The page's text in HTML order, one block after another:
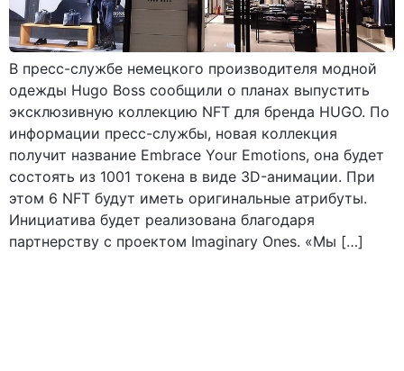
В пресс-службе немецкого производителя модной
одежды Hugo Boss сообщили о планах выпустить
эксклюзивную коллекцию NFT для бренда HUGO. По
информации пресс-службы, новая коллекция
получит название Embrace Your Emotions, она будет
состоять из 1001 токена в виде 3D-анимации. При
этом 6 NFT будут иметь оригинальные атрибуты.
Инициатива будет реализована благодаря
партнерству с проектом Imaginary Ones. «Мы […]